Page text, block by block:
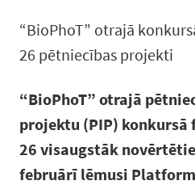
“BioPhoT” otrajā
26 pētniecības projekti
“BioPhoT” otrajā
projektu (PIP) konkursā
26 visaugstāk
februārī lēmusi